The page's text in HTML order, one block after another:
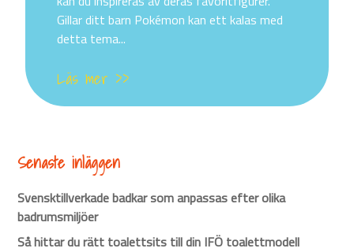
Gillar ditt barn Pokémon kan ett kalas med
detta tema...
Läs mer >>
Senaste inläggen
Svensktillverkade badkar som anpassas efter olika
badrumsmiljöer
Så hittar du rätt toalettsits till din IFÖ toalettmodell